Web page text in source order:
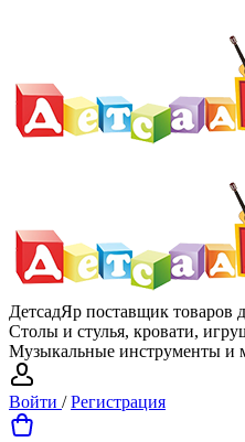
ДетсадЯр поставщик товаров
Столы и стулья, кровати,
Музыкальные инструменты и
Войти /Регистрация